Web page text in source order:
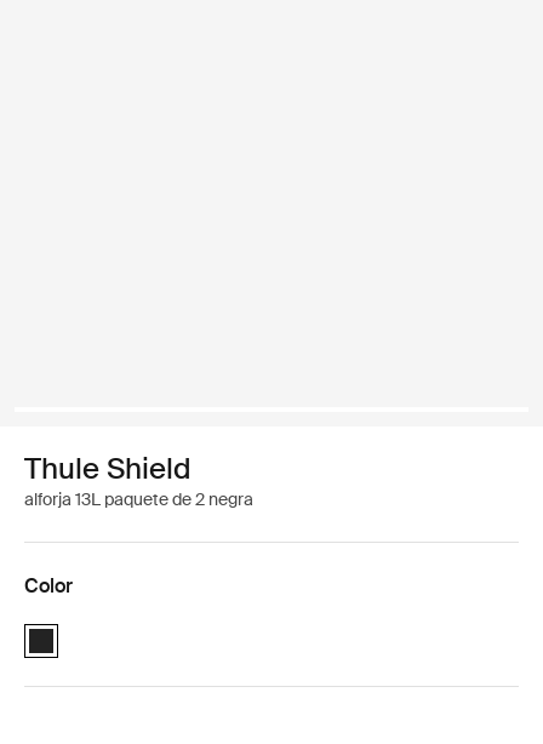
Thule Shield
alforja 13L paquete de 2 negra
Color
Thule Shield pannier 13L Negro (selected)